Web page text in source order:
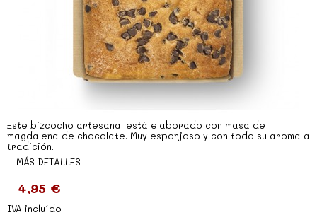
Este bizcocho artesanal está elaborado con masa de
magdalena de chocolate. Muy esponjoso y con todo su aroma a
tradición.
MÁS DETALLES
4,95 €
IVA incluído